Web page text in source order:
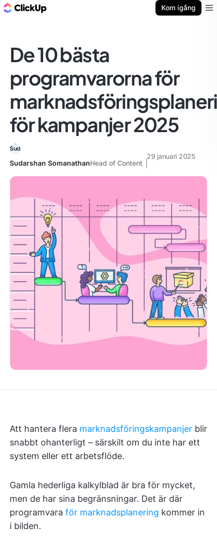
Kom igång
De 10 bästa
programvarorna för
för kampanjer 2025
Sudarshan SomanathanHead of Content
29 januari 2025
Att hantera flera marknadsföringskampanjer blir
snabbt ohanterligt – särskilt om du inte har ett
system eller ett arbetsflöde.
Gamla hederliga kalkylblad är bra för mycket,
men de har sina begränsningar. Det är där
programvara för marknadsplanering kommer in
i bilden.